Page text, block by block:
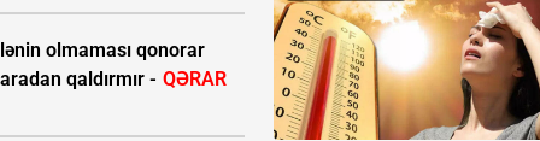
olmaması qonorar
qaldırmır - QƏRAR